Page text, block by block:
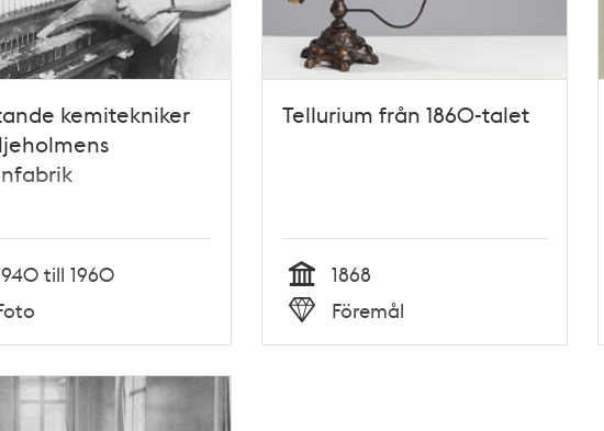
kemitekniker
till 1960
Tellurium från 1860-talet
Tid
1868
Typ
Föremål